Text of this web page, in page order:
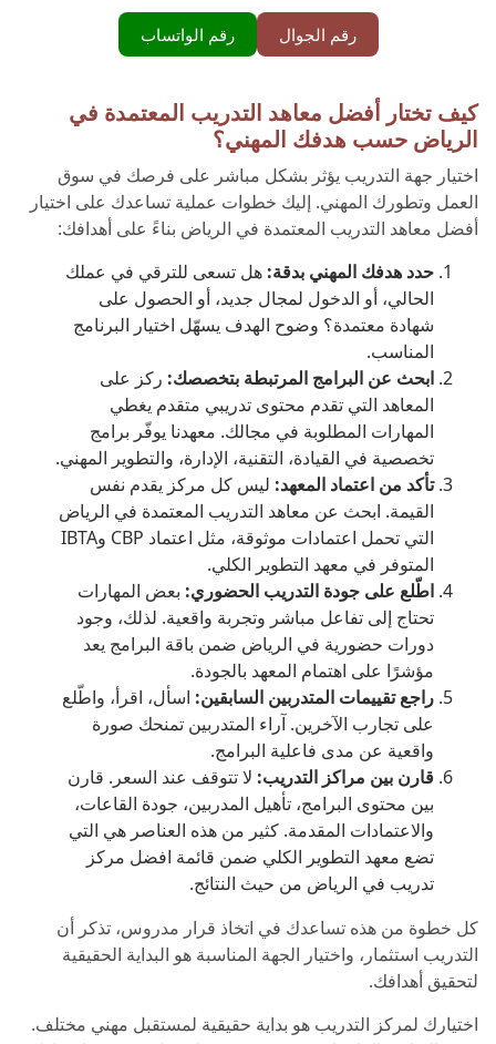
رقم الجوال رقم الواتساب
كيف تختار أفضل معاهد التدريب المعتمدة في
الرياض حسب هدفك المهني؟
اختيار جهة التدريب يؤثر بشكل مباشر على فرصك في سوق
العمل وتطورك المهني. إليك خطوات عملية تساعدك على اختيار
أفضل معاهد التدريب المعتمدة في الرياض بناءً على أهدافك:
حدد هدفك المهني بدقة: هل تسعى للترقي في عملك
الحالي، أو الدخول لمجال جديد، أو الحصول على
شهادة معتمدة؟ وضوح الهدف يسهّل اختيار البرنامج
المناسب.
ابحث عن البرامج المرتبطة بتخصصك: ركز على
المعاهد التي تقدم محتوى تدريبي متقدم يغطي
المهارات المطلوبة في مجالك. معهدنا يوفّر برامج
تخصصية في القيادة، التقنية، الإدارة، والتطوير المهني.
تأكد من اعتماد المعهد: ليس كل مركز يقدم نفس
القيمة. ابحث عن معاهد التدريب المعتمدة في الرياض
التي تحمل اعتمادات موثوقة، مثل اعتماد CBP وIBTA
المتوفر في معهد التطوير الكلي.
اطّلع على جودة التدريب الحضوري: بعض المهارات
تحتاج إلى تفاعل مباشر وتجربة واقعية. لذلك، وجود
دورات حضورية في الرياض ضمن باقة البرامج يعد
مؤشرًا على اهتمام المعهد بالجودة.
راجع تقييمات المتدربين السابقين: اسأل، اقرأ، واطّلع
على تجارب الآخرين. آراء المتدربين تمنحك صورة
واقعية عن مدى فاعلية البرامج.
قارن بين مراكز التدريب: لا تتوقف عند السعر. قارن
بين محتوى البرامج، تأهيل المدربين، جودة القاعات،
والاعتمادات المقدمة. كثير من هذه العناصر هي التي
تضع معهد التطوير الكلي ضمن قائمة افضل مركز
تدريب في الرياض من حيث النتائج.
كل خطوة من هذه تساعدك في اتخاذ قرار مدروس، تذكر أن
التدريب استثمار، واختيار الجهة المناسبة هو البداية الحقيقية
لتحقيق أهدافك.
اختيارك لمركز التدريب هو بداية حقيقية لمستقبل مهني مختلف.